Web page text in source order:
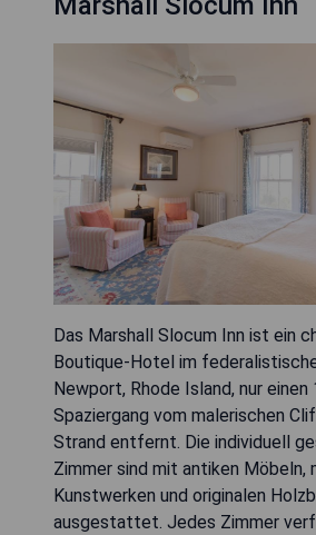
Das Marshall Slocum Inn ist ein
Boutique-Hotel im
Newport, Rhode Island, nur
Spaziergang vom malerischen
Strand entfernt. Die individuell
Zimmer sind mit antiken Möbeln,
Kunstwerken und originalen
ausgestattet. Jedes Zimmer